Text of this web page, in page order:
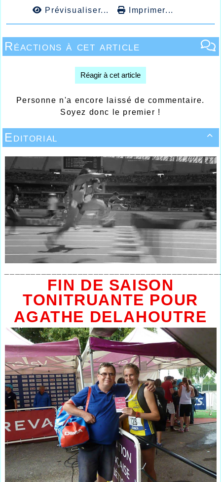
Prévisualiser... Imprimer...
Réactions à cet article
Réagir à cet article
Personne n'a encore laissé de commentaire.
Soyez donc le premier !

Editorial
FIN DE SAISON
TONITRUANTE POUR
AGATHE DELAHOUTRE